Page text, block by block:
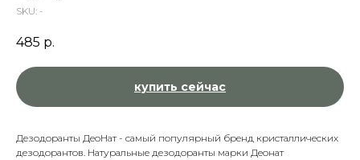
SKU: -
485 р.
купить сейчас
Дезодоранты ДеоНат - самый популярный бренд кристаллических
дезодорантов. Натуральные дезодоранты марки Деонат